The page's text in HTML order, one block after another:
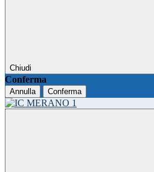
Chiudi
Conferma
Annulla Conferma